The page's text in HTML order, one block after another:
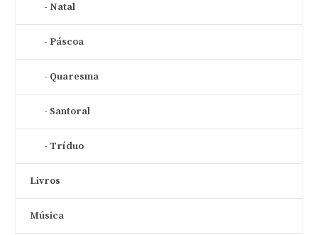
Natal
Páscoa
Quaresma
Santoral
Tríduo
Livros
Música